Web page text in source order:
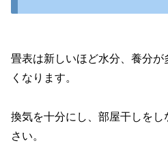
畳表は新しいほど水分、養分
くなります。
換気を十分にし、部屋干しを
さい。